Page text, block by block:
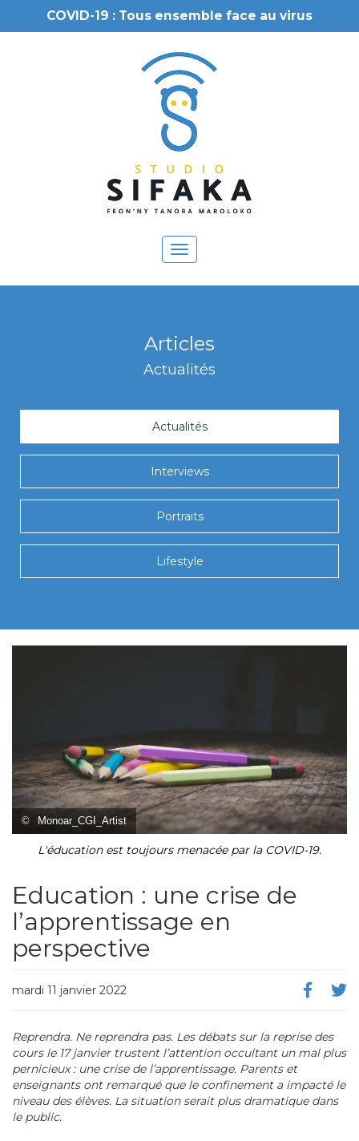
COVID-19 : Tous ensemble face au virus
Toggle
navigation
Articles
Actualités
Actualités
Interviews
Portraits
Lifestyle
© Monoar_CGI_Artist
L'éducation est toujours menacée par la COVID-19.
Education : une crise de
l’apprentissage en
perspective
mardi 11 janvier 2022
Reprendra. Ne reprendra pas. Les débats sur la reprise des
cours le 17 janvier trustent l’attention occultant un mal plus
pernicieux: une crise de l’apprentissage. Parents et
enseignants ont remarqué que le confinement a impacté le
niveau des élèves. La situation serait plus dramatique dans
le public.